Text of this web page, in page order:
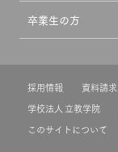
卒業生の方
採用情報 資料請求
学校法人 立教学院
このサイトについて